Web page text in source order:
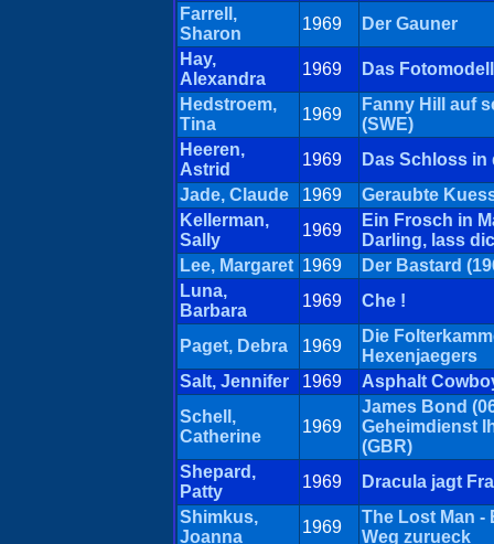
Farrell,
Sharon
1969
Der Gauner
Hay,
Alexandra
1969
Das Fotomodell
Hedstroem,
Tina
1969
Fanny Hill auf
(SWE)
Heeren,
Astrid
1969
Das Schloss
Jade, Claude
1969
Geraubte
Kellerman,
Sally
1969
Ein Frosch in
Darling, lass
Lee, Margaret 1969
Der Bastard
Luna,
Barbara
1969 Che !
Paget, Debra 1969
Die
Hexenjaegers
Salt, Jennifer
1969
Asphalt
Schell,
Catherine
1969
James Bond
Geheimdienst
(GBR)
Shepard,
Patty
1969
Dracula jagt
Shimkus,
Joanna
1969
The Lost Man -
Weg zurueck